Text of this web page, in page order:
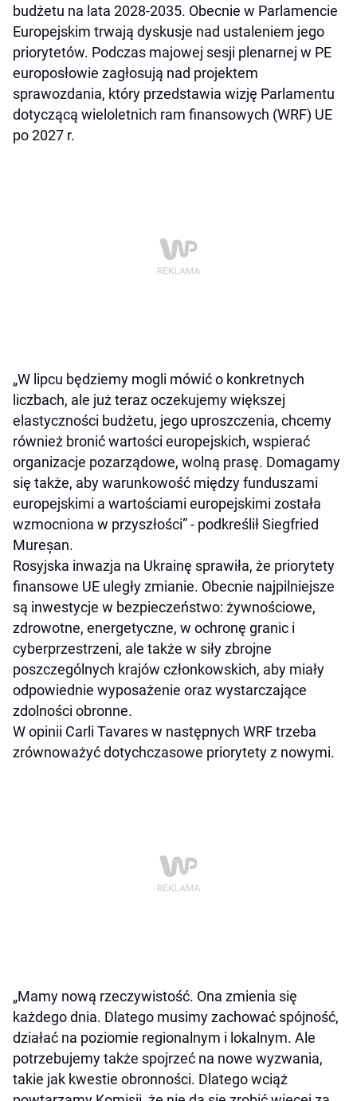
budżetu na lata 2028-2035. Obecnie w Parlamencie
Europejskim trwają dyskusje nad ustaleniem jego
priorytetów. Podczas majowej sesji plenarnej w PE
europosłowie zagłosują nad projektem
sprawozdania, który przedstawia wizję Parlamentu
dotyczącą wieloletnich ram finansowych (WRF) UE
po 2027 r.
„W lipcu będziemy mogli mówić o konkretnych
liczbach, ale już teraz oczekujemy większej
elastyczności budżetu, jego uproszczenia, chcemy
również bronić wartości europejskich, wspierać
organizacje pozarządowe, wolną prasę. Domagamy
się także, aby warunkowość między funduszami
europejskimi a wartościami europejskimi została
wzmocniona w przyszłości” - podkreślił Siegfried
Mureșan.
Rosyjska inwazja na Ukrainę sprawiła, że priorytety
finansowe UE uległy zmianie. Obecnie najpilniejsze
są inwestycje w bezpieczeństwo: żywnościowe,
zdrowotne, energetyczne, w ochronę granic i
cyberprzestrzeni, ale także w siły zbrojne
poszczególnych krajów członkowskich, aby miały
odpowiednie wyposażenie oraz wystarczające
zdolności obronne.
W opinii Carli Tavares w następnych WRF trzeba
zrównoważyć dotychczasowe priorytety z nowymi.
„Mamy nową rzeczywistość. Ona zmienia się
każdego dnia. Dlatego musimy zachować spójność,
działać na poziomie regionalnym i lokalnym. Ale
potrzebujemy także spojrzeć na nowe wyzwania,
takie jak kwestie obronności. Dlatego wciąż